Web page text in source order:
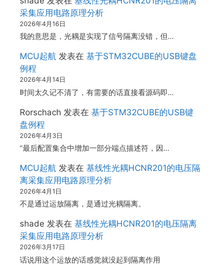
采集应用电路原理分析
2026年4月16日
我的意思是，光耦是实现了信号隔离没错，但…
MCU起航 发表在 基于STM32CUBE的USB键盘
例程
2026年4月14日
时间太久记不清了，有需要的话直接看源码即…
Rorschach 发表在 基于STM32CUBE的USB键
盘例程
2026年4月3日
“最后配置集合中增加一部分端点描述符，因…
MCU起航 发表在 基线性光耦HCNR201的电压隔
离采集应用电路原理分析
2026年4月1日
不是通过运放隔离，是通过光耦隔离。
shade 发表在 基线性光耦HCNR201的电压隔离
采集应用电路原理分析
2026年3月17日
话说用这个运放的话感觉就没起到隔离作用